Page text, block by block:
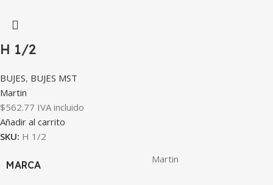
H 1/2
BUJES, BUJES MST
Martin
$562.77 IVA incluido
Añadir al carrito
SKU: H 1/2
MARCA Martin